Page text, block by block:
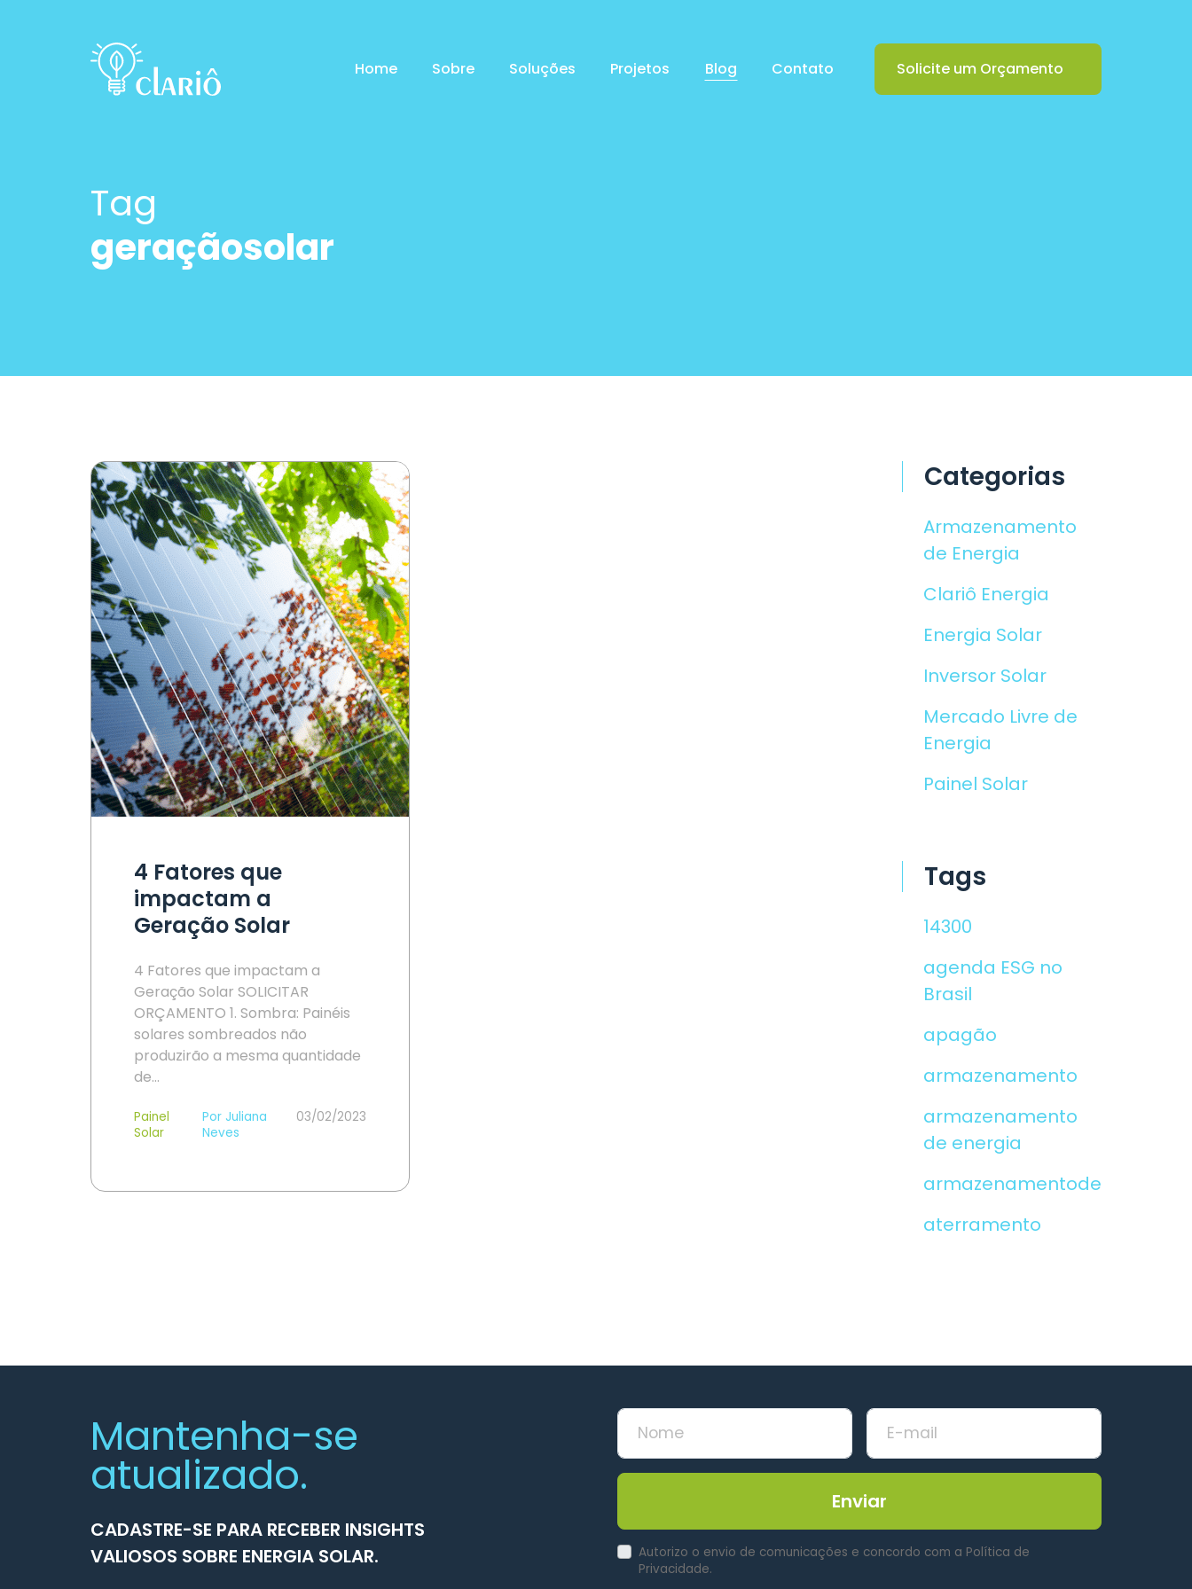
Home Sobre Soluções Projetos Blog Contato Solicite um Orçamento
Tag
geraçãosolar
4 Fatores que
impactam a
Geração Solar
4 Fatores que impactam a
Geração Solar SOLICITAR
ORÇAMENTO 1. Sombra: Painéis
solares sombreados não
produzirão a mesma quantidade
de…
Painel
Solar
Por Juliana
Neves
03/02/2023
Categorias
Armazenamento
de Energia
Clariô Energia
Energia Solar
Inversor Solar
Mercado Livre de
Energia
Painel Solar
Tags
14300
agenda ESG no
Brasil
apagão
armazenamento
armazenamento
de energia
armazenamentodeenergia
aterramento
Mantenha-se
atualizado.
CADASTRE-SE PARA RECEBER INSIGHTS
VALIOSOS SOBRE ENERGIA SOLAR.
Enviar
Autorizo o envio de comunicações e concordo com a Política de
Privacidade.